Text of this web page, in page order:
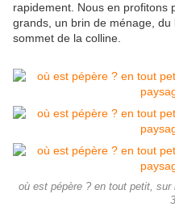
rapidement. Nous en profitons
grands, un brin de ménage,
sommet de la colline.
où est pépère ? en tout petit,